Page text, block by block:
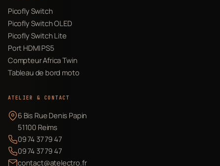
Picofly Switch
Picofly Switch OLED
Picofly Switch Lite
Port HDMI PS5
Compteur Africa Twin
Tableau de bord moto
ATELIER & CONTACT
6 Bis Rue Denis Papin
51100 Reims
09 74 37 79 47
09 74 37 79 47
contact@atelectro.fr